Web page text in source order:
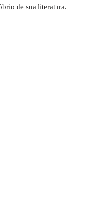
de sua literatura.